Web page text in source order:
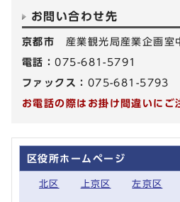
お問い合わせ先
京都市 産業観光局産業企画室
電話：075-681-5791
ファックス： 075-681-5793
お電話の際はお掛け間違いにご
区役所ホームページ
北区 上京区 左京区